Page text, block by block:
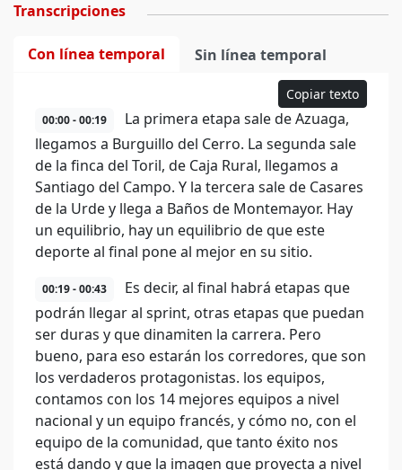
Transcripciones
Con línea temporal Sin línea temporal
Copiar texto
00:00 - 00:19
La primera etapa sale de Azuaga,
llegamos a Burguillo del Cerro. La segunda sale
de la finca del Toril, de Caja Rural, llegamos a
Santiago del Campo. Y la tercera sale de Casares
de la Urde y llega a Baños de Montemayor. Hay
un equilibrio, hay un equilibrio de que este
deporte al final pone al mejor en su sitio.
00:19 - 00:43
Es decir, al final habrá etapas que
podrán llegar al sprint, otras etapas que puedan
ser duras y que dinamiten la carrera. Pero
bueno, para eso estarán los corredores, que son
los verdaderos protagonistas. los equipos,
contamos con los 14 mejores equipos a nivel
nacional y un equipo francés, y cómo no, con el
equipo de la comunidad, que tanto éxito nos
está dando y que la imagen que proyecta a nivel